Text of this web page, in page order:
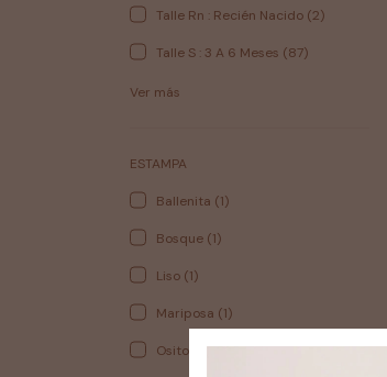
Talle Rn : Recién Nacido (2)
Talle S : 3 A 6 Meses (87)
Ver más
ESTAMPA
Ballenita (1)
Bosque (1)
Liso (1)
Mariposa (1)
Osito (1)